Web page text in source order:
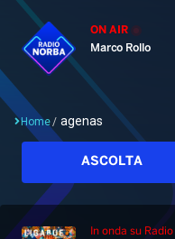
ON AIR
Marco Rollo
Home/ agenas
ASCOLTA
In onda su